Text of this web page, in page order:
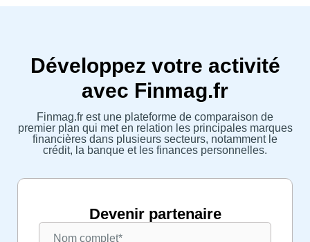
Développez votre activité
avec Finmag.fr
Finmag.fr est une plateforme de comparaison de
premier plan qui met en relation les principales marques
financières dans plusieurs secteurs, notamment le
crédit, la banque et les finances personnelles.
Devenir partenaire